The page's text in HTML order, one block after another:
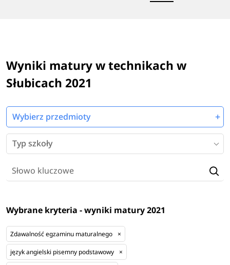
Wyniki matury w technikach w
Słubicach 2021
Wybierz przedmioty
Typ szkoły
Wybrane kryteria - wyniki matury 2021
Zdawalność egzaminu maturalnego ×
język angielski pisemny podstawowy ×